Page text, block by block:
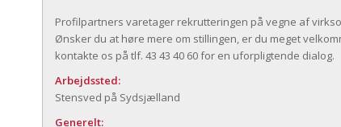
Profilpartners varetager rekrutteringen på vegne af
Ønsker du at høre mere om stillingen, er du meget
kontakte os på tlf. 43 43 40 60 for en uforpligtende dialog.
Arbejdssted:
Stensved på Sydsjælland
Generelt: